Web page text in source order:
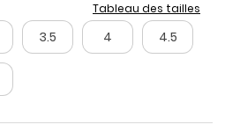
Tableau des tailles
3.5 4 4.5